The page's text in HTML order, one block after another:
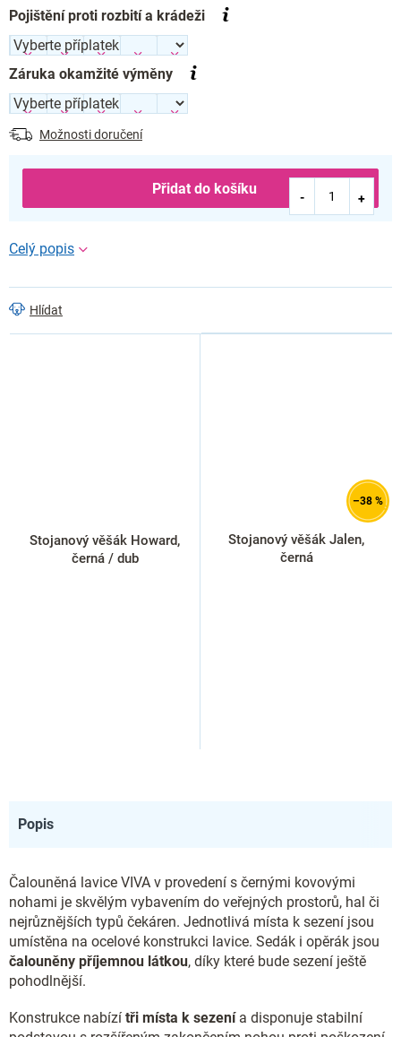
Pojištění proti rozbití a krádeži
Záruka okamžité výměny
Možnosti doručení
Přidat do košíku
Hlídat
Stojanový věšák Howard,
černá / dub
–38 %
Stojanový věšák Jalen,
černá
Popis
Čalouněná lavice VIVA v provedení s černými kovovými
nohami je skvělým vybavením do veřejných prostorů, hal či
nejrůznějších typů čekáren. Jednotlivá místa k sezení jsou
umístěna na ocelové konstrukci lavice. Sedák i opěrák jsou
čalouněny příjemnou látkou, díky které bude sezení ještě
pohodlnější.
Konstrukce nabízí tři místa k sezenía disponuje stabilní